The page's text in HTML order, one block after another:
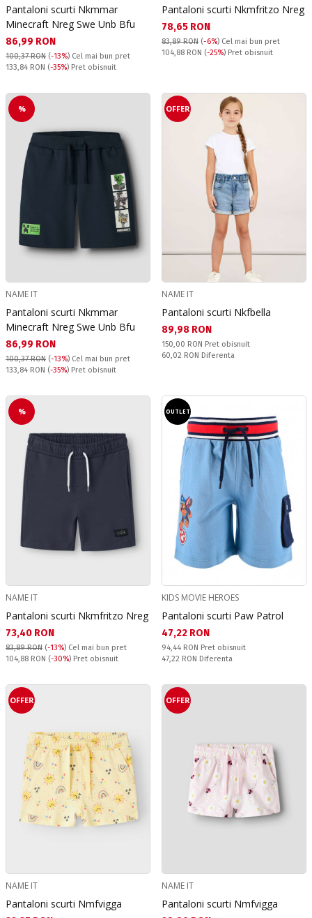
Pantaloni scurti Nkmmar
Minecraft Nreg Swe Unb Bfu
Текуща цена:
86,99 RON
100,37 RON (-13%) Cel mai bun pret
Pret obisnuit:
133,84 RON (-35%) Pret obisnuit
Pantaloni scurti Nkmfritzo Nreg
Текуща цена:
78,65 RON
83,89 RON (-6%) Cel mai bun pret
Pret obisnuit:
104,88 RON (-25%) Pret obisnuit
%
NAME IT
Pantaloni scurti Nkmmar
Minecraft Nreg Swe Unb Bfu
Текуща цена:
86,99 RON
100,37 RON (-13%) Cel mai bun pret
Pret obisnuit:
133,84 RON (-35%) Pret obisnuit
OFFER
NAME IT
Pantaloni scurti Nkfbella
Текуща цена:
89,98 RON
Pret obisnuit:
150,00 RON Pret obisnuit
Спестявате:
60,02 RON Diferenta
%
NAME IT
Pantaloni scurti Nkmfritzo Nreg
Текуща цена:
73,40 RON
83,89 RON (-13%) Cel mai bun pret
Pret obisnuit:
104,88 RON (-30%) Pret obisnuit
OUTLET
KIDS MOVIE HEROES
Pantaloni scurti Paw Patrol
Текуща цена:
47,22 RON
Pret obisnuit:
94,44 RON Pret obisnuit
Спестявате:
47,22 RON Diferenta
OFFER
NAME IT
Pantaloni scurti Nmfvigga
OFFER
NAME IT
Pantaloni scurti Nmfvigga